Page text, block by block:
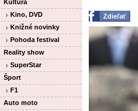
Kultúra
Kino, DVD
Knižné novinky
Pohoda festival
Reality show
SuperStar
Šport
F1
Auto moto
Zdieľať